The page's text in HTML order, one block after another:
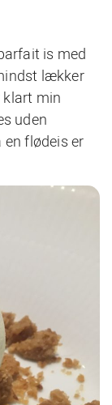
is med
lækker
klart min
uden
flødeis er